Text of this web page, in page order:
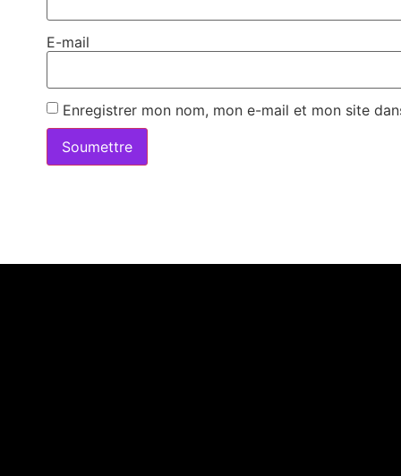
E-mail
Enregistrer mon nom, mon e-mail et mon site